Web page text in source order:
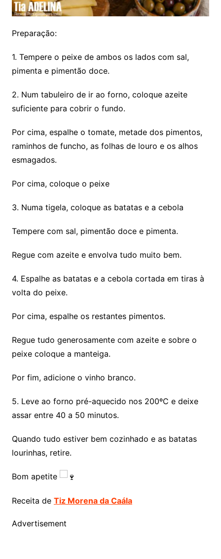
Preparação:
1. Tempere o peixe de ambos os lados com sal,
pimenta e pimentão doce.
2. Num tabuleiro de ir ao forno, coloque azeite
suficiente para cobrir o fundo.
Por cima, espalhe o tomate, metade dos pimentos,
raminhos de funcho, as folhas de louro e os alhos
esmagados.
Por cima, coloque o peixe
3. Numa tigela, coloque as batatas e a cebola
Tempere com sal, pimentão doce e pimenta.
Regue com azeite e envolva tudo muito bem.
4. Espalhe as batatas e a cebola cortada em tiras à
volta do peixe.
Por cima, espalhe os restantes pimentos.
Regue tudo generosamente com azeite e sobre o
peixe coloque a manteiga.
Por fim, adicione o vinho branco.
5. Leve ao forno pré-aquecido nos 200ºC e deixe
assar entre 40 a 50 minutos.
Quando tudo estiver bem cozinhado e as batatas
lourinhas, retire.
Bom apetite
Receita de Tiz Morena da Caála
Advertisement